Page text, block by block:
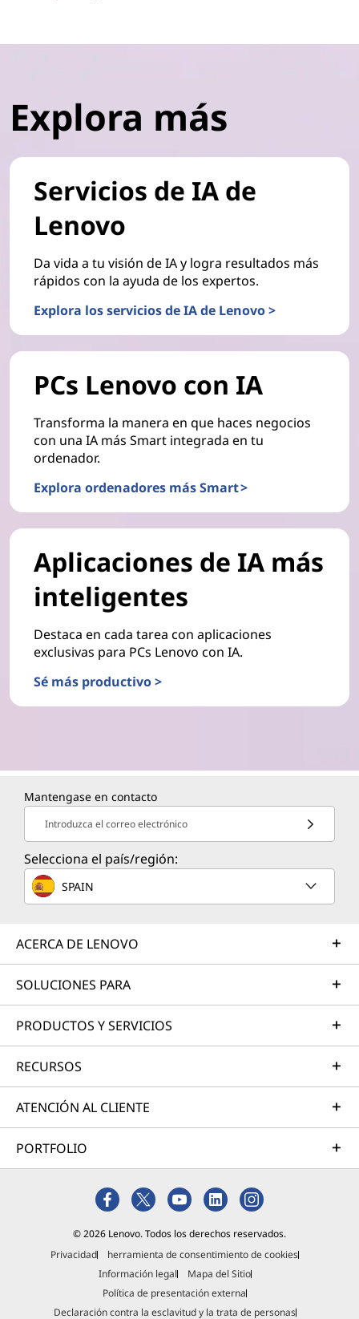
Explora más
Servicios de IA de
Lenovo
Da vida a tu visión de IA y logra resultados más
rápidos con la ayuda de los expertos.
Explora los servicios de IA de Lenovo >
PCs Lenovo con IA
Transforma la manera en que haces negocios
con una IA más Smart integrada en tu
ordenador.
Explora ordenadores más Smart >
Aplicaciones de IA más
inteligentes
Destaca en cada tarea con aplicaciones
exclusivas para PCs Lenovo con IA.
Sé más productivo >
Mantengase en contacto
Introduzca el correo electrónico
Selecciona el país/región:
SPAIN
ACERCA DE LENOVO
SOLUCIONES PARA
PRODUCTOS Y SERVICIOS
RECURSOS
ATENCIÓN AL CLIENTE
PORTFOLIO
© 2026 Lenovo. Todos los derechos reservados.
Privacidad
herramienta de consentimiento de cookies
Información legal
Mapa del Sitio
Política de presentación externa
Declaración contra la esclavitud y la trata de personas